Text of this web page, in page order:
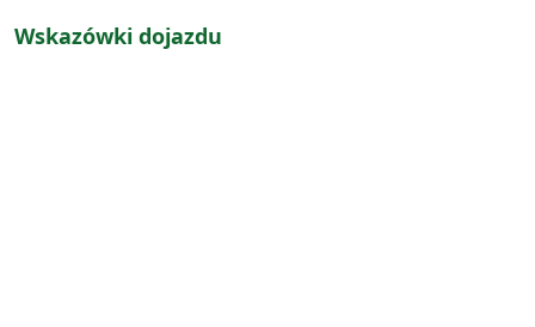
Wskazówki dojazdu